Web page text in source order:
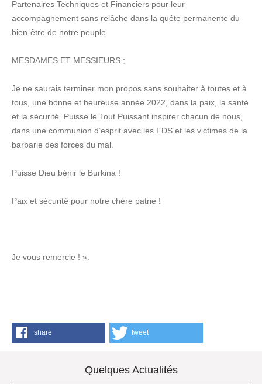
Partenaires Techniques et Financiers pour leur
accompagnement sans relâche dans la quête permanente du
bien-être de notre peuple.
MESDAMES ET MESSIEURS ;
Je ne saurais terminer mon propos sans souhaiter à toutes et à
tous, une bonne et heureuse année 2022, dans la paix, la santé
et la sécurité . Puisse le Tout Puissant inspirer chacun de nous,
dans une communion d’esprit avec les FDS et les victimes de la
barbarie des forces du mal.
Puisse Dieu bénir le Burkina !
Paix et sécurité pour notre chère patrie !
Je vous remercie ! ».
share tweet
Quelques Actualités